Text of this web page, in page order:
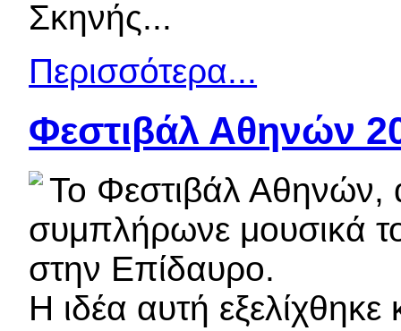
Σκηνής...
Περισσότερα...
Φεστιβάλ Αθηνών
Το Φεστιβάλ Αθηνών,
συμπλήρωνε μουσικά
στην Επίδαυρο.
Η ιδέα αυτή